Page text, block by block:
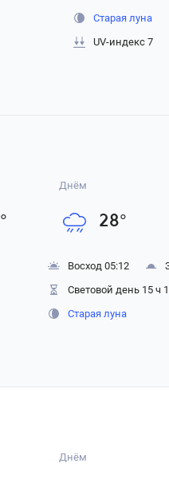
Старая луна
UV-индекс 7
°
Днём
28°
Восход 05:12
Световой день 15 ч
Старая луна
Днём